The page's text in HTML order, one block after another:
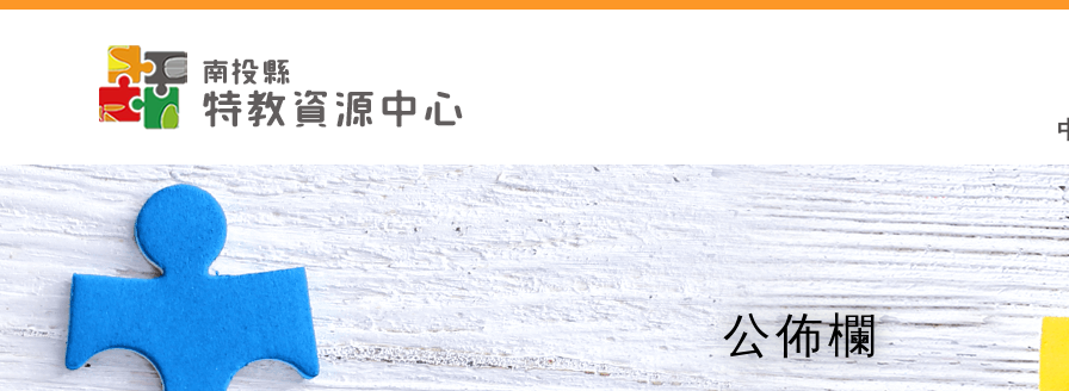
跳
公佈欄
略過字型切換